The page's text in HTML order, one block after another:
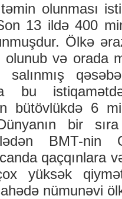
olunması
Son 13 ildə 400
Ölkə
olunub və orada
bu
bütövlükdə 6
bir
BMT-nin
qaçqınlara
yüksək
nümunəvi